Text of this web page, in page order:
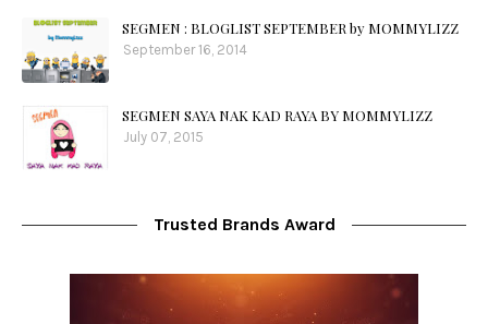
SEGMEN : BLOGLIST SEPTEMBER by MOMMYLIZZ
September 16, 2014
SEGMEN SAYA NAK KAD RAYA BY MOMMYLIZZ
July 07, 2015
Trusted Brands Award